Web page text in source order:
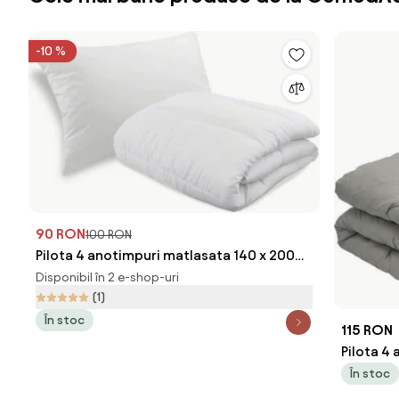
-10 %
90 RON100 RON
Pilota 4 anotimpuri matlasata 140 x 200
cm cu perna BASIC 70x90 cm
Disponibil în 2 e-shop-uri
(1)
În stoc
115 RON
Pilota 4
cm +
În stoc